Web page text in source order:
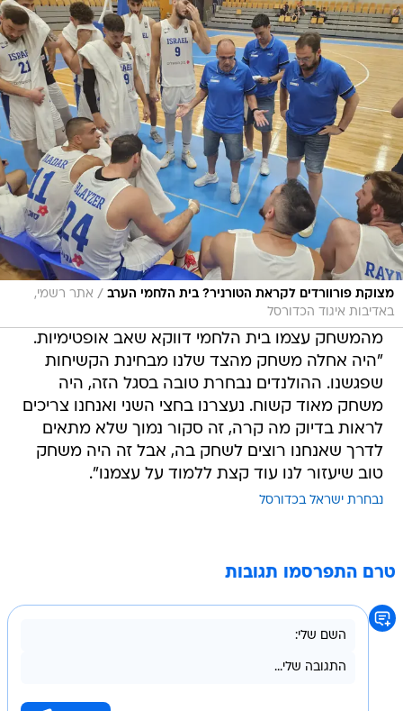
מצוקת פורוורדים לקראת הטורניר? בית הלחמי הערב / אתר רשמי,
באדיבות איגוד הכדורסל
מהמשחק עצמו בית הלחמי דווקא שאב אופטימיות.
"היה אחלה משחק מהצד שלנו מבחינת הקשיחות
שפגשנו. ההולנדים נבחרת טובה בסגל הזה, היה
משחק מאוד קשוח. נעצרנו בחצי השני ואנחנו צריכים
לראות בדיוק מה קרה, זה סקור נמוך שלא מתאים
לדרך שאנחנו רוצים לשחק בה, אבל זה היה משחק
טוב שיעזור לנו עוד קצת ללמוד על עצמנו".
נבחרת ישראל בכדורסל
טרם התפרסמו תגובות